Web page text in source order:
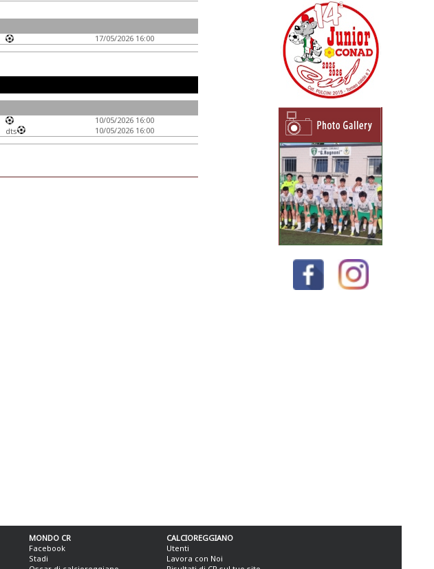
17/05/2026 16:00
10/05/2026 16:00
dts 10/05/2026 16:00
MONDO CR
Facebook
Stadi
CALCIOREGGIANO
Utenti
Lavora con Noi